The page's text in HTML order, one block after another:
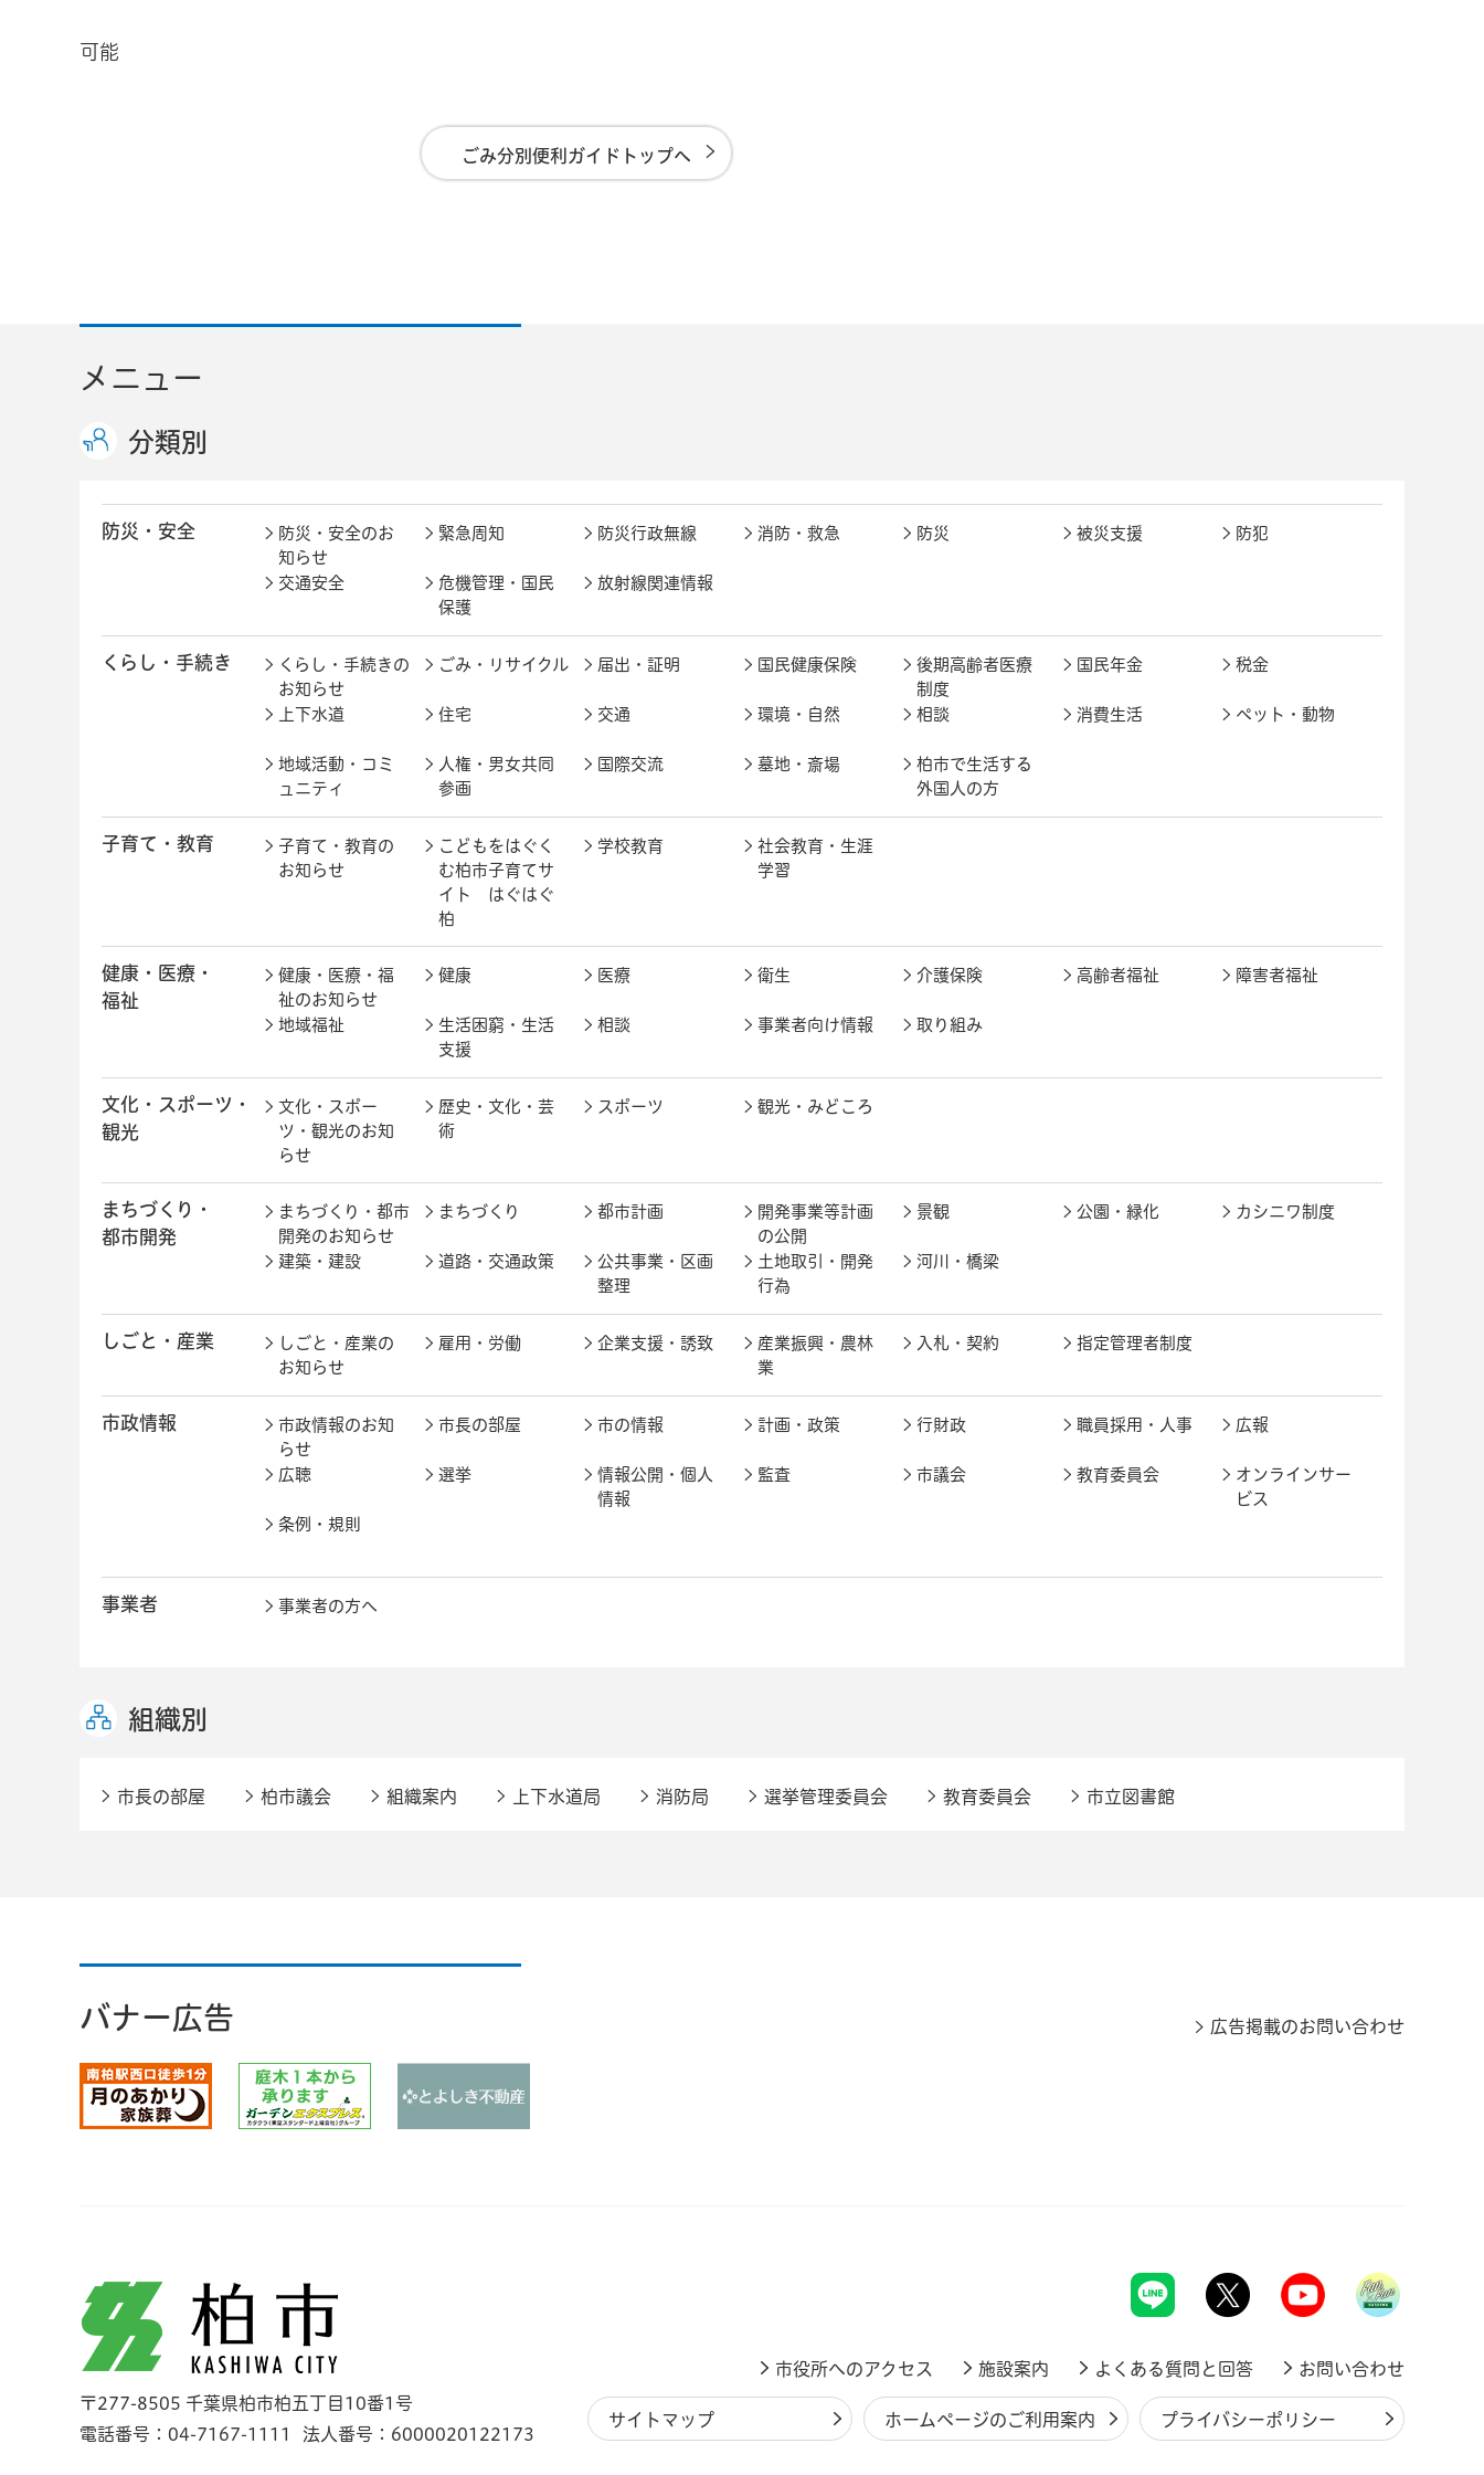
可能
ごみ分別便利ガイドトップへ
メニュー
分類別
防災・安全
防災・安全のお
知らせ
緊急周知 防災行政無線 消防・救急 防災 被災支援 防犯
交通安全
危機管理・国民
保護
放射線関連情報
くらし・手続き
くらし・手続きの
お知らせ
ごみ・リサイクル 届出・証明 国民健康保険
後期高齢者医療
制度
国民年金 税金
上下水道 住宅 交通 環境・自然 相談 消費生活 ペット・動物
地域活動・コミ
ュニティ
人権・男女共同
参画
国際交流 墓地・斎場
柏市で生活する
外国人の方
子育て・教育
子育て・教育の
お知らせ
こどもをはぐく
む柏市子育てサ
イト はぐはぐ
柏
学校教育
社会教育・生涯
学習
健康・医療・
福祉
健康・医療・福
祉のお知らせ
健康 医療 衛生 介護保険 高齢者福祉 障害者福祉
地域福祉
生活困窮・生活
支援
相談 事業者向け情報 取り組み
文化・スポーツ・
観光
文化・スポー
ツ・観光のお知
らせ
歴史・文化・芸
術
スポーツ 観光・みどころ
まちづくり・
都市開発
まちづくり・都市
開発のお知らせ
まちづくり 都市計画
開発事業等計画
の公開
景観 公園・緑化 カシニワ制度
建築・建設 道路・交通政策
公共事業・区画
整理
土地取引・開発
行為
河川・橋梁
しごと・産業
しごと・産業の
お知らせ
雇用・労働 企業支援・誘致
産業振興・農林
業
入札・契約 指定管理者制度
市政情報
市政情報のお知
らせ
市長の部屋 市の情報 計画・政策 行財政 職員採用・人事 広報
広聴 選挙
情報公開・個人
情報
監査 市議会 教育委員会
オンラインサー
ビス
条例・規則
事業者 事業者の方へ
組織別
市長の部屋 柏市議会 組織案内 上下水道局 消防局 選挙管理委員会 教育委員会 市立図書館
バナー広告 広告掲載のお問い合わせ
柏市
〒277-8505 千葉県柏市柏五丁目10番1号
電話番号：04-7167-1111
法人番号：6000020122173
市役所へのアクセス 施設案内 よくある質問と回答 お問い合わせ
サイトマップ ホームページのご利用案内 プライバシーポリシー